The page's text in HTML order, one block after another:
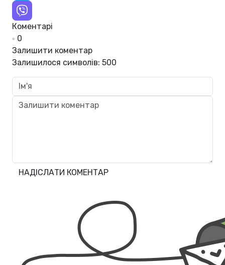
Коментарі
0
Залишити коментар
Залишилося символів: 500
НАДІСЛАТИ КОМЕНТАР